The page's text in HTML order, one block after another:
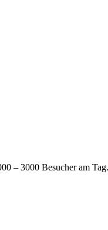
– 3000 Besucher am